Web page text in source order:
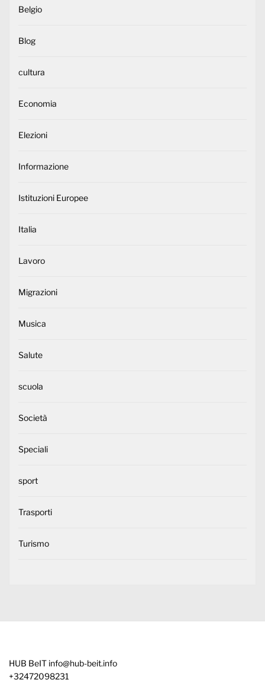
Belgio
Blog
cultura
Economia
Elezioni
Informazione
Istituzioni Europee
Italia
Lavoro
Migrazioni
Musica
Salute
scuola
Società
Speciali
sport
Trasporti
Turismo
HUB BeIT info@hub-beit.info
+32472098231